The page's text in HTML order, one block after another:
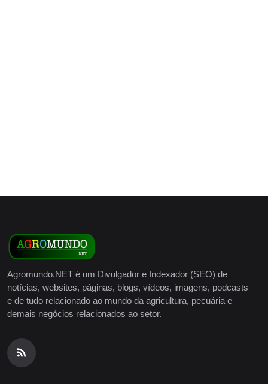
Agromundo.NET é um Divulgador e Indexador (SEO) de
notícias, websites, páginas, blogs, vídeos, imagens, podcasts
e de tudo relacionado ao mundo da agricultura, pecuária e
demais negócios relacionados ao setor.